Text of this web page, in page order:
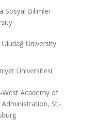
Sosyal Bilimler
Uludağ University
Üniversitesi
West Academy of
Administration, St.-